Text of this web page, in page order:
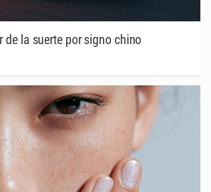
de la suerte por signo chino